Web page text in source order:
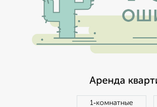
Аренда
1‑комнатные